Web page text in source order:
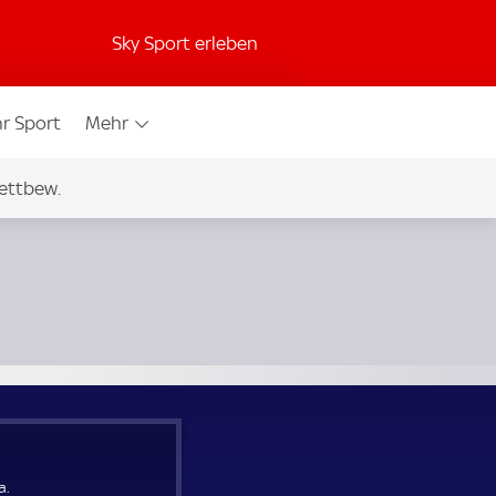
Sky Sport erleben
Sport Mehr